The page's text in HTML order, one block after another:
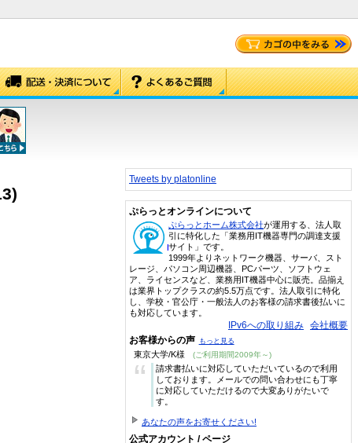
Tweets by platonline
ぷらっとオンラインについて
ぷらっとホーム株式会社が運用する、法人取
引に特化した「業務用IT機器専門の調達支援
サイト」です。
1999年よりネットワーク機器、サーバ、スト
レージ、パソコン周辺機器、PCパーツ、ソフトウェ
ア、ライセンスなど、業務用IT機器中心に販売。品揃え
は業界トップクラスの約5.5万点です。法人取引に特化
し、学校・官公庁・一般法人のお客様の請求書後払いに
も対応しています。
IPv6への取り組み 会社概要
お客様からの声 もっと見る
東京大学/K様 (ご利用期間2009年～)
“
請求書払いに対応していただいているので利用
しております。メールでの問い合わせにも丁寧
に対応していただけるので大変ありがたいで
す。
あなたの声をお寄せください!
公式アカウント / ページ